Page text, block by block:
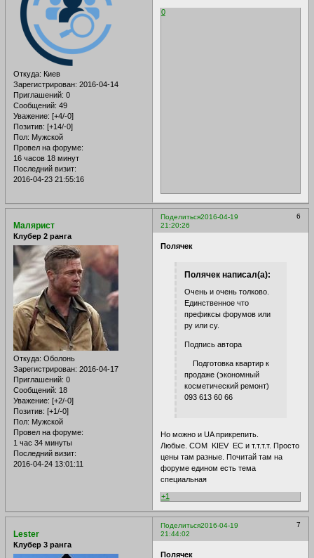
Откуда: Киев
Зарегистрирован: 2016-04-14
Приглашений: 0
Сообщений: 49
Уважение: [+4/-0]
Позитив: [+14/-0]
Пол: Мужской
Провел на форуме:
16 часов 18 минут
Последний визит:
2016-04-23 21:55:16
0
Поделиться 6
2016-04-19
21:20:26
Малярист
Клубер 2 ранга
Откуда: Оболонь
Зарегистрирован: 2016-04-17
Приглашений: 0
Сообщений: 18
Уважение: [+2/-0]
Позитив: [+1/-0]
Пол: Мужской
Провел на форуме:
1 час 34 минуты
Последний визит:
2016-04-24 13:01:11
Полячек
Полячек написал(а):
Очень и очень толково.
Единственное что
префиксы форумов или
ру или су.
Подпись автора
Подготовка квартир к
продаже (экономный
косметический ремонт)
093 613 60 66
Но можно и UA прикрепить.
Любые. COM KIEV EC и т.т.т.т. Просто
цены там разные. Почитай там на
форуме едином есть тема
специальная
+1
Поделиться 7
2016-04-19
21:44:02
Lester
Клубер 3 ранга
Полячек